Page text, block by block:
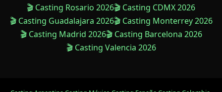
🎬 Casting Rosario 2026🎬 Casting CDMX 2026
🎬 Casting Guadalajara 2026🎬 Casting Monterrey 2026
🎬 Casting Madrid 2026🎬 Casting Barcelona 2026
🎬 Casting Valencia 2026